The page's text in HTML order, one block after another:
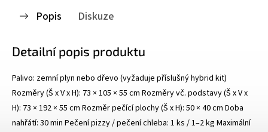
Popis Diskuze
Detailní popis produktu
Palivo: zemní plyn nebo dřevo (vyžaduje příslušný hybrid kit)
Rozměry (Š x V x H): 73 × 105 × 55 cm Rozměry vč. podstavy (Š x V x
H): 73 × 192 × 55 cm Rozměr pečící plochy (Š x H): 50 × 40 cm Doba
nahřátí: 30 min Pečení pizzy / pečení chleba: 1 ks / 1–2 kg Maximální